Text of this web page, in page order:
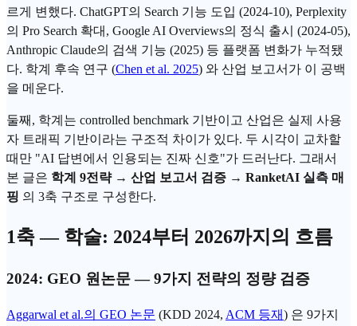
르게 변했다. ChatGPT의 Search 기능 도입 (2024-10), Perplexity
의 Pro Search 확대, Google AI Overviews의 정식 출시 (2024-05),
Anthropic Claude의 검색 기능 (2025) 등 플랫폼 변화가 누적됐
다. 학계 후속 연구 (Chen et al. 2025) 와 산업 보고서가 이 공백
을 메운다.
둘째, 학계는 controlled benchmark 기반이고 산업은 실제 사용
자 트래픽 기반이라는 구조적 차이가 있다. 두 시각이 교차할
때만 "AI 답변에서 인용되는 진짜 신호"가 드러난다. 그래서
본 글은 학계 9전략 → 산업 보고서 검증 → RanketAI 실측 매
핑 의 3축 구조로 구성한다.
1축 — 학술: 2024부터 2026까지의 흐름
2024: GEO 원논문 — 9가지 전략의 정량 검증
Aggarwal et al.의 GEO 논문 (KDD 2024, ACM 등재) 은 9가지